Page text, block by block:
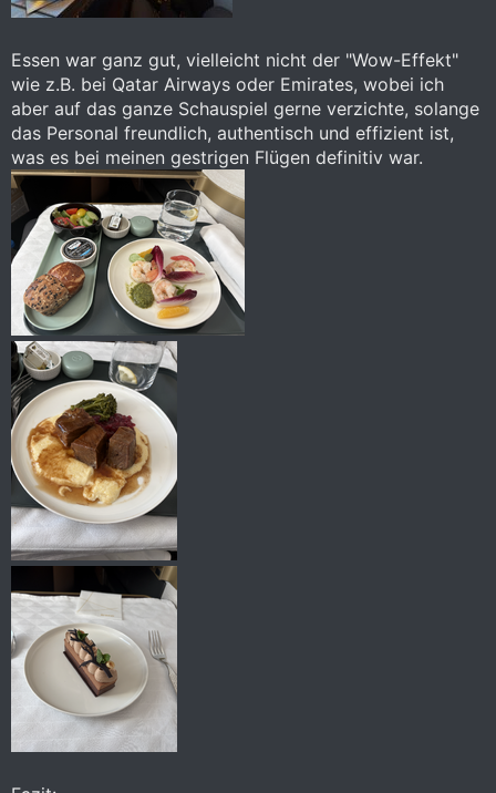
Essen war ganz gut, vielleicht nicht der "Wow-Effekt"
wie z.B. bei Qatar Airways oder Emirates, wobei ich
aber auf das ganze Schauspiel gerne verzichte, solange
das Personal freundlich, authentisch und effizient ist,
was es bei meinen gestrigen Flügen definitiv war.